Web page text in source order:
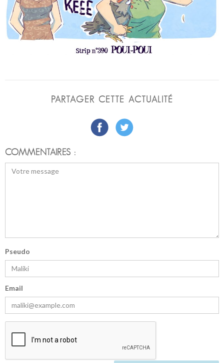
PARTAGER CETTE ACTUALITÉ
COMMENTAIRES :
Pseudo
Email